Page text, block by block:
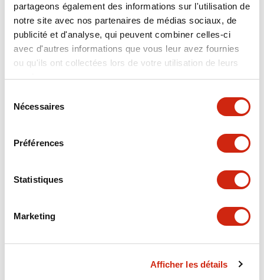
partageons également des informations sur l'utilisation de
notre site avec nos partenaires de médias sociaux, de
publicité et d'analyse, qui peuvent combiner celles-ci
avec d'autres informations que vous leur avez fournies
ou qu'ils ont collectées lors de votre utilisation de leurs
services.
Nécessaires
Préférences
Statistiques
Marketing
Afficher les détails
Fiche Technique Fichiers CAO
EW1A_150_Datasheet_FR.pdf
18/11/2025.PDF616.59KB